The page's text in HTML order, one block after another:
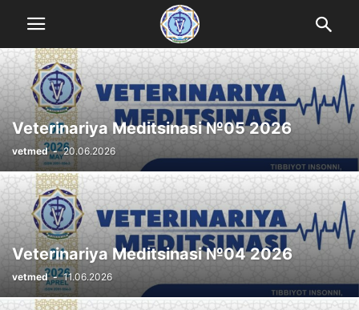
Veterinariya Meditsinasi №05 2026
vetmed - 20.06.2026
Veterinariya Meditsinasi №04 2026
vetmed - 11.06.2026